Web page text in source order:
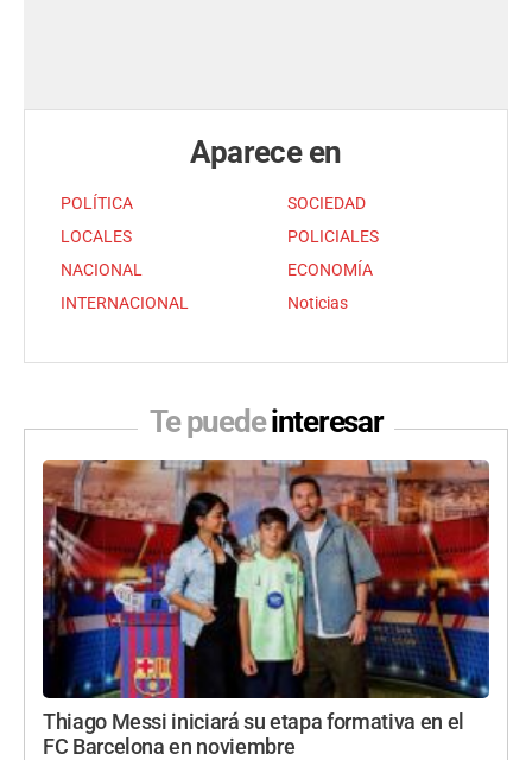
Aparece en
POLÍTICA
LOCALES
NACIONAL
INTERNACIONAL
SOCIEDAD
POLICIALES
ECONOMÍA
Noticias
Te puedeinteresar
Thiago Messi iniciará su etapa formativa en el
FC Barcelona en noviembre